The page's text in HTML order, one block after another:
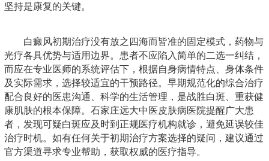
坚持是康复的关键。
白癜风初期治疗没有放之四海而皆准的固定模式，药物与
光疗各具优势与适用边界。患者不应陷入简单的二选一纠结，
而应在专业医师的系统评估下，根据自身病情特点、身体条件
及实际需求，选择较适宜的干预路径。早期规范化的综合治疗
配合良好的医患沟通、科学的生活管理，是战胜白斑、重获健
康肌肤的根本保障。石家庄远大中医皮肤病医院提醒广大患
者，发现可疑白斑应及时到正规医疗机构就诊，避免延误较佳
治疗时机。如有任何关于初期治疗方案选择的疑问，建议通过
官方渠道寻求专业帮助，获取权威的医疗指导。